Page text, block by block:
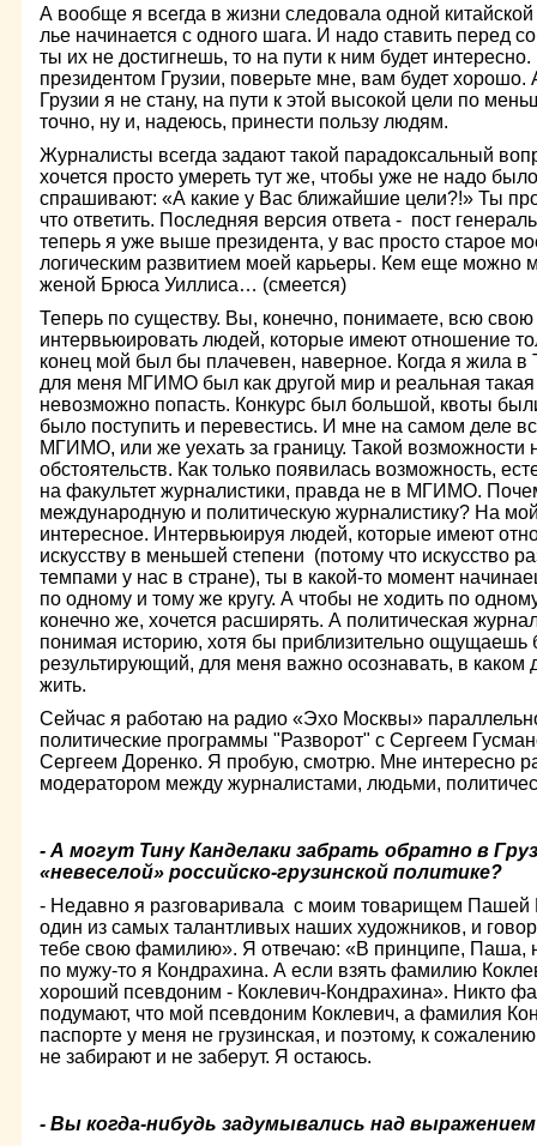
А вообще я всегда в жизни следовала одной
лье начинается с одного шага. И надо ставить перед
ты их не достигнешь, то на пути к ним будет
президентом Грузии, поверьте мне, вам будет
Грузии я не стану, на пути к этой высокой цели по
точно, ну и, надеюсь, принести пользу людям.
Журналисты всегда задают такой парадоксальный
хочется просто умереть тут же, чтобы уже не надо
спрашивают: «А какие у Вас ближайшие цели?!» Ты
что ответить. Последняя версия ответа - пост
теперь я уже выше президента, у вас просто старое
логическим развитием моей карьеры. Кем еще можно
женой Брюса Уиллиса… (смеется)
Теперь по существу. Вы, конечно, понимаете, всю
интервьюировать людей, которые имеют отношение
конец мой был бы плачевен, наверное. Когда я жила в
для меня МГИМО был как другой мир и реальная такая
невозможно попасть. Конкурс был большой, квоты
было поступить и перевестись. И мне на самом деле
МГИМО, или же уехать за границу. Такой
обстоятельств. Как только появилась возможность,
на факультет журналистики, правда не в МГИМО.
международную и политическую журналистику? На
интересное. Интервьюируя людей, которые имеют
искусству в меньшей степени (потому что искусство
темпами у нас в стране), ты в какой-то момент
по одному и тому же кругу. А чтобы не ходить по
конечно же, хочется расширять. А политическая
понимая историю, хотя бы приблизительно ощущаешь
результирующий, для меня важно осознавать, в каком
жить.
Сейчас я работаю на радио «Эхо Москвы»
политические программы "Разворот" с Сергеем
Сергеем Доренко. Я пробую, смотрю. Мне интересно
модератором между журналистами, людьми,
- А могут Тину Канделаки забрать обратно в
«невеселой» российско-грузинской политике?
- Недавно я разговаривала с моим товарищем Пашей
один из самых талантливых наших художников, и
тебе свою фамилию». Я отвечаю: «В принципе, Паша,
по мужу-то я Кондрахина. А если взять фамилию
хороший псевдоним - Коклевич-Кондрахина». Никто
подумают, что мой псевдоним Коклевич, а фамилия
паспорте у меня не грузинская, и поэтому, к
не забирают и не заберут. Я остаюсь.
- Вы когда-нибудь задумывались над